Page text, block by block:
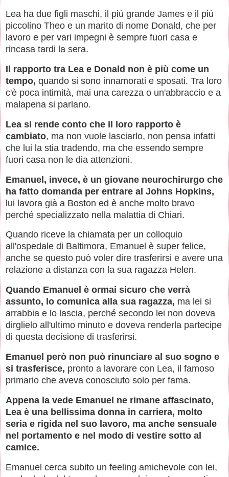
Lea ha due figli maschi, il più grande James e il più
piccolino Theo e un marito di nome Donald, che per
lavoro e per vari impegni è sempre fuori casa e
rincasa tardi la sera.
Il rapporto tra Lea e Donald non è più come un
tempo, quando si sono innamorati e sposati. Tra loro
c'è poca intimità, mai una carezza o un'abbraccio e a
malapena si parlano.
Lea si rende conto che il loro rapporto è
cambiato, ma non vuole lasciarlo, non pensa infatti
che lui la stia tradendo, ma che essendo sempre
fuori casa non le dia attenzioni.
Emanuel, invece, è un giovane neurochirurgo che
ha fatto domanda per entrare al Johns Hopkins,
lui lavora già a Boston ed è anche molto bravo
perché specializzato nella malattia di Chiari.
Quando riceve la chiamata per un colloquio
all'ospedale di Baltimora, Emanuel è super felice,
anche se questo può voler dire trasferirsi e avere una
relazione a distanza con la sua ragazza Helen.
Quando Emanuel è ormai sicuro che verrà
assunto, lo comunica alla sua ragazza, ma lei si
arrabbia e lo lascia, perché secondo lei non doveva
dirglielo all'ultimo minuto e doveva renderla partecipe
di questa decisione di trasferirsi.
Emanuel però non può rinunciare al suo sogno e
si trasferisce, pronto a lavorare con Lea, il famoso
primario che aveva conosciuto solo per fama.
Appena la vede Emanuel ne rimane affascinato,
Lea è una bellissima donna in carriera, molto
seria e rigida nel suo lavoro, ma anche sensuale
nel portamento e nel modo di vestire sotto al
camice.
Emanuel cerca subito un feeling amichevole con lei,